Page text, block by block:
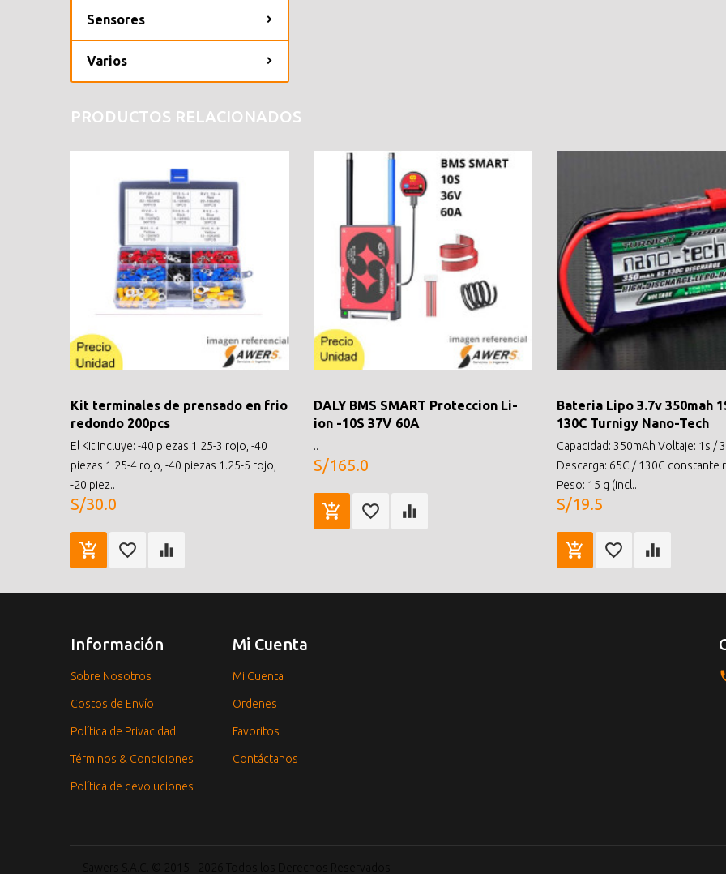
Sensores
Varios
PRODUCTOS RELACIONADOS
Kit terminales de prensado en frio
redondo 200pcs
El Kit Incluye: -40 piezas 1.25-3 rojo, -40
piezas 1.25-4 rojo, -40 piezas 1.25-5 rojo,
-20 piez..
S/30.0
DALY BMS SMART Proteccion Li-
ion -10S 37V 60A
..
S/165.0
Bateria Lipo 3.7v 350mah
130C Turnigy Nano-Tech
Capacidad: 350mAh Voltaje: 1s /
Descarga: 65C / 130C constante
Peso: 15 g (incl..
S/19.5
Información
Sobre Nosotros
Costos de Envío
Política de Privacidad
Términos & Condiciones
Política de devoluciones
Mi Cuenta
Mi Cuenta
Ordenes
Favoritos
Contáctanos